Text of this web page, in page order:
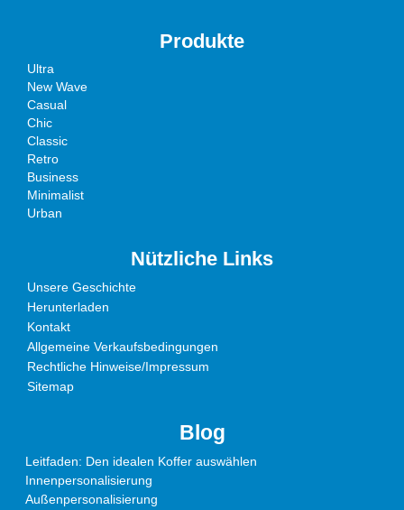
Produkte
Ultra
New Wave
Casual
Chic
Classic
Retro
Business
Minimalist
Urban
Nützliche Links
Unsere Geschichte
Herunterladen
Kontakt
Allgemeine Verkaufsbedingungen
Rechtliche Hinweise/Impressum
Sitemap
Blog
Leitfaden: Den idealen Koffer auswählen
Innenpersonalisierung
Außenpersonalisierung